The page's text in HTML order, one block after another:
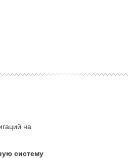
на
систему